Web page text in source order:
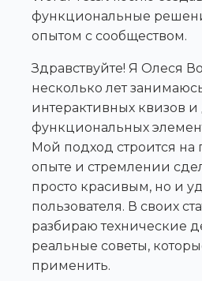
функциональные
опытом с сообществом.
Здравствуйте! Я Олеся
несколько лет
интерактивных квизов и
функциональных
Мой подход строится на
опыте и стремлении
просто красивым, но и
пользователя. В своих
разбираю технические
реальные советы,
применить.